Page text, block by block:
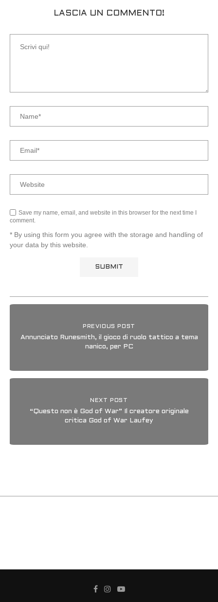
LASCIA UN COMMENTO!
Save my name, email, and website in this browser for the next time I
comment.
* By using this form you agree with the storage and handling of
your data by this website.
PREVIOUS POST
Annunciato Runesmith, il gioco di ruolo tattico a tema
nanico, per PC
NEXT POST
“Questo non è God of War” Il creatore originale
critica God of War Laufey